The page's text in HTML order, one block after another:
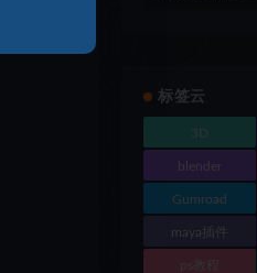
标签云
3D
blender
Gumroad
maya插件
ps教程